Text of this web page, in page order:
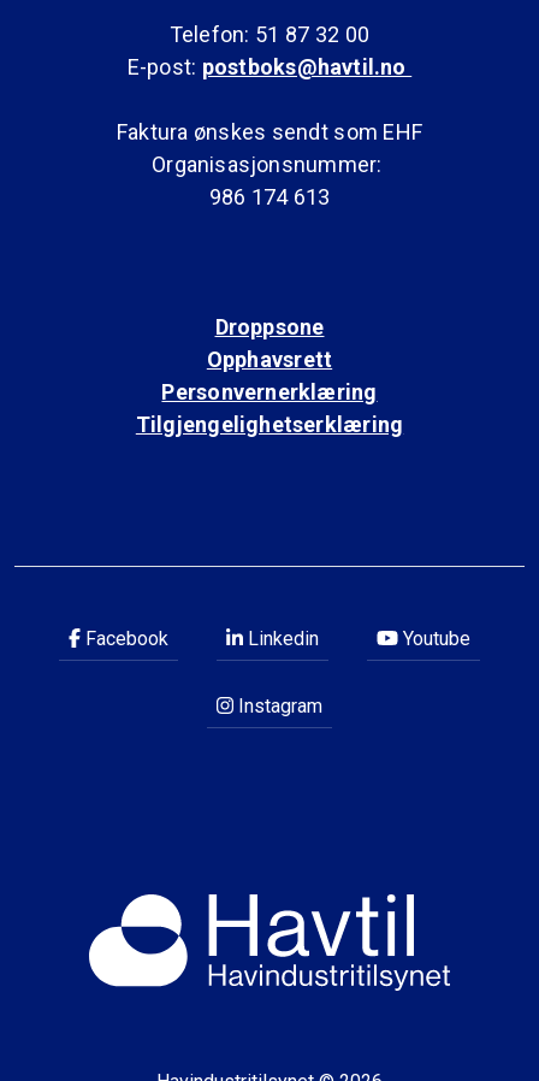
Telefon: 51 87 32 00
E-post: postboks@havtil.no
Faktura ønskes sendt som EHF
Organisasjonsnummer:
986 174 613
Droppsone
Opphavsrett
Personvernerklæring
Tilgjengelighetserklæring
Facebook Linkedin Youtube
Instagram